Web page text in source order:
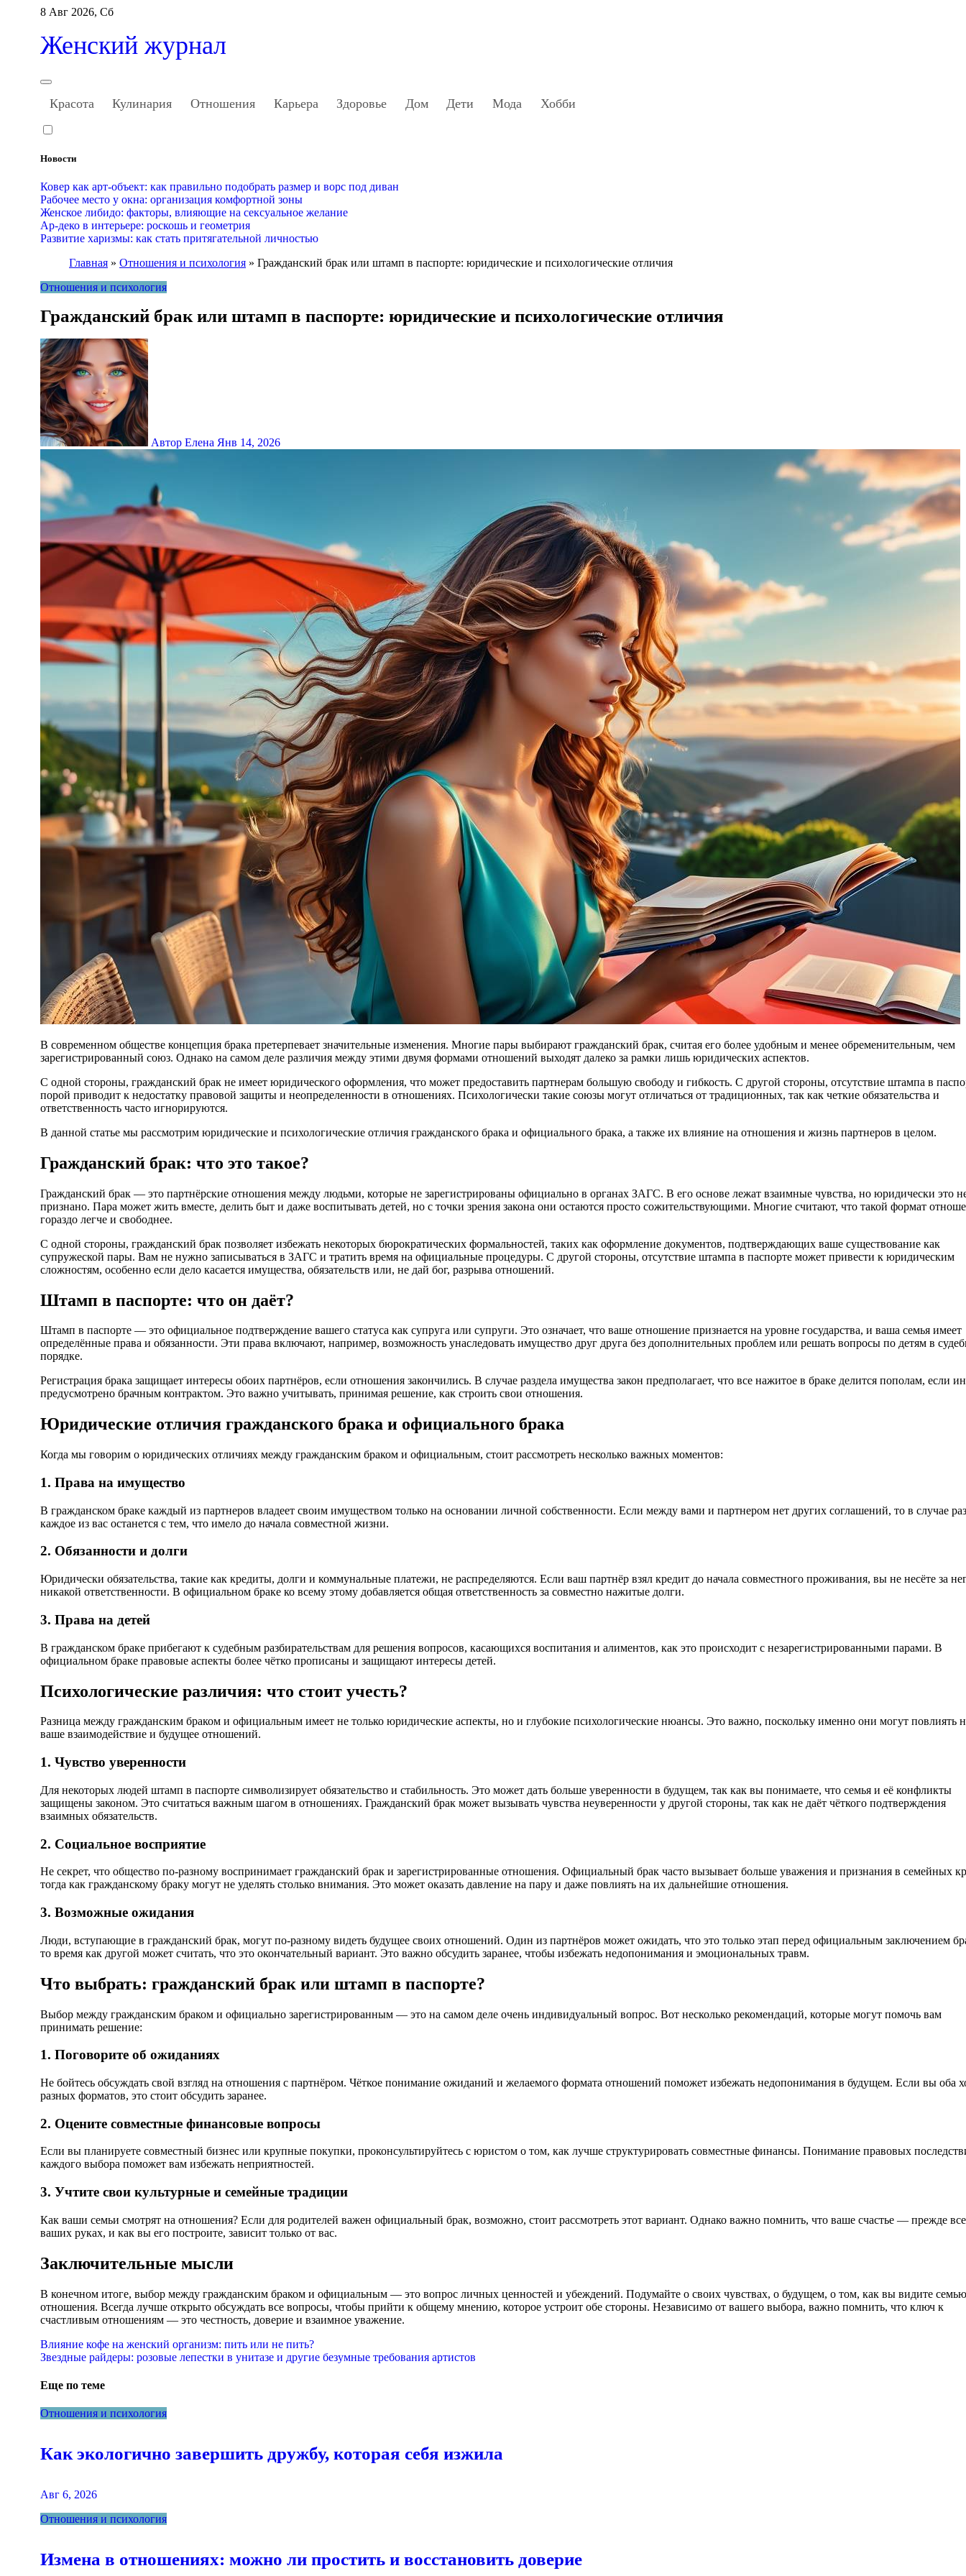
Перейти
содержанию
8 Авг 2026, Сб
Женский журнал
Красота Кулинария Отношения Карьера Здоровье Дом Дети Мода Хобби
Новости
Ковер как арт-объект: как правильно подобрать размер и ворс под диван
Рабочее место у окна: организация комфортной зоны
Женское либидо: факторы, влияющие на сексуальное желание
Ар-деко в интерьере: роскошь и геометрия
Развитие харизмы: как стать притягательной личностью
Главная » Отношения и психология » Гражданский брак или штамп в паспорте: юридические и психологические отличия
Отношения и психология
Гражданский брак или штамп в паспорте: юридические и психологические отличия
Автор Елена Янв 14, 2026
В современном обществе концепция брака претерпевает значительные изменения. Многие пары выбирают гражданский брак, считая его более удобным и менее обременительным, чем
зарегистрированный союз. Однако на самом деле различия между этими двумя формами отношений выходят далеко за рамки лишь юридических аспектов.
С одной стороны, гражданский брак не имеет юридического оформления, что может предоставить партнерам большую свободу и гибкость. С другой стороны, отсутствие штампа в
порой приводит к недостатку правовой защиты и неопределенности в отношениях. Психологически такие союзы могут отличаться от традиционных, так как четкие обязательства и
ответственность часто игнорируются.
В данной статье мы рассмотрим юридические и психологические отличия гражданского брака и официального брака, а также их влияние на отношения и жизнь партнеров в целом.
Гражданский брак: что это такое?
Гражданский брак — это партнёрские отношения между людьми, которые не зарегистрированы официально в органах ЗАГС. В его основе лежат взаимные чувства, но юридически это
признано. Пара может жить вместе, делить быт и даже воспитывать детей, но с точки зрения закона они остаются просто сожительствующими. Многие считают, что такой формат
гораздо легче и свободнее.
С одной стороны, гражданский брак позволяет избежать некоторых бюрократических формальностей, таких как оформление документов, подтверждающих ваше существование как
супружеской пары. Вам не нужно записываться в ЗАГС и тратить время на официальные процедуры. С другой стороны, отсутствие штампа в паспорте может привести к юридическим
сложностям, особенно если дело касается имущества, обязательств или, не дай бог, разрыва отношений.
Штамп в паспорте: что он даёт?
Штамп в паспорте — это официальное подтверждение вашего статуса как супруга или супруги. Это означает, что ваше отношение признается на уровне государства, и ваша семья имеет
определённые права и обязанности. Эти права включают, например, возможность унаследовать имущество друг друга без дополнительных проблем или решать вопросы по детям в
порядке.
Регистрация брака защищает интересы обоих партнёров, если отношения закончились. В случае раздела имущества закон предполагает, что все нажитое в браке делится пополам, если
предусмотрено брачным контрактом. Это важно учитывать, принимая решение, как строить свои отношения.
Юридические отличия гражданского брака и официального брака
Когда мы говорим о юридических отличиях между гражданским браком и официальным, стоит рассмотреть несколько важных моментов:
1. Права на имущество
В гражданском браке каждый из партнеров владеет своим имуществом только на основании личной собственности. Если между вами и партнером нет других соглашений, то в случае
каждое из вас останется с тем, что имело до начала совместной жизни.
2. Обязанности и долги
Юридически обязательства, такие как кредиты, долги и коммунальные платежи, не распределяются. Если ваш партнёр взял кредит до начала совместного проживания, вы не несёте за
никакой ответственности. В официальном браке ко всему этому добавляется общая ответственность за совместно нажитые долги.
3. Права на детей
В гражданском браке прибегают к судебным разбирательствам для решения вопросов, касающихся воспитания и алиментов, как это происходит с незарегистрированными парами. В
официальном браке правовые аспекты более чётко прописаны и защищают интересы детей.
Психологические различия: что стоит учесть?
Разница между гражданским браком и официальным имеет не только юридические аспекты, но и глубокие психологические нюансы. Это важно, поскольку именно они могут повлиять
ваше взаимодействие и будущее отношений.
1. Чувство уверенности
Для некоторых людей штамп в паспорте символизирует обязательство и стабильность. Это может дать больше уверенности в будущем, так как вы понимаете, что семья и её конфликты
защищены законом. Это считаться важным шагом в отношениях. Гражданский брак может вызывать чувства неуверенности у другой стороны, так как не даёт чёткого подтверждения
взаимных обязательств.
2. Социальное восприятие
Не секрет, что общество по-разному воспринимает гражданский брак и зарегистрированные отношения. Официальный брак часто вызывает больше уважения и признания в семейных
тогда как гражданскому браку могут не уделять столько внимания. Это может оказать давление на пару и даже повлиять на их дальнейшие отношения.
3. Возможные ожидания
Люди, вступающие в гражданский брак, могут по-разному видеть будущее своих отношений. Один из партнёров может ожидать, что это только этап перед официальным заключением
то время как другой может считать, что это окончательный вариант. Это важно обсудить заранее, чтобы избежать недопонимания и эмоциональных травм.
Что выбрать: гражданский брак или штамп в паспорте?
Выбор между гражданским браком и официально зарегистрированным — это на самом деле очень индивидуальный вопрос. Вот несколько рекомендаций, которые могут помочь вам
принимать решение:
1. Поговорите об ожиданиях
Не бойтесь обсуждать свой взгляд на отношения с партнёром. Чёткое понимание ожиданий и желаемого формата отношений поможет избежать недопонимания в будущем. Если вы оба
разных форматов, это стоит обсудить заранее.
2. Оцените совместные финансовые вопросы
Если вы планируете совместный бизнес или крупные покупки, проконсультируйтесь с юристом о том, как лучше структурировать совместные финансы. Понимание правовых
каждого выбора поможет вам избежать неприятностей.
3. Учтите свои культурные и семейные традиции
Как ваши семьи смотрят на отношения? Если для родителей важен официальный брак, возможно, стоит рассмотреть этот вариант. Однако важно помнить, что ваше счастье — прежде
ваших руках, и как вы его построите, зависит только от вас.
Заключительные мысли
В конечном итоге, выбор между гражданским браком и официальным — это вопрос личных ценностей и убеждений. Подумайте о своих чувствах, о будущем, о том, как вы видите
отношения. Всегда лучше открыто обсуждать все вопросы, чтобы прийти к общему мнению, которое устроит обе стороны. Независимо от вашего выбора, важно помнить, что ключ к
счастливым отношениям — это честность, доверие и взаимное уважение.
Навигация
по
записям
Влияние кофе на женский организм: пить или не пить?
Звездные райдеры: розовые лепестки в унитазе и другие безумные требования артистов
Еще по теме
Отношения и психология
Как экологично завершить дружбу, которая себя изжила
Авг 6, 2026
Отношения и психология
Измена в отношениях: можно ли простить и восстановить доверие